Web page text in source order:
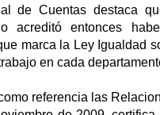
de Cuentas destaca
acreditó entonces
marca la Ley Igualdad
en cada
referencia las